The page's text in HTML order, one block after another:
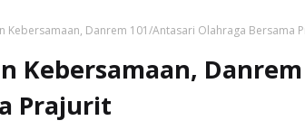
Kebersamaan, Danrem 101/Antasari Olahraga Bersama
Kebersamaan,
Prajurit